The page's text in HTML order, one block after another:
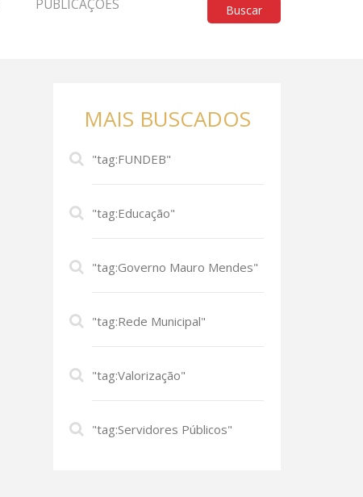
PUBLICAÇÕES Buscar
MAIS BUSCADOS
"tag:FUNDEB"
"tag:Educação"
"tag:Governo Mauro Mendes"
"tag:Rede Municipal"
"tag:Valorização"
"tag:Servidores Públicos"